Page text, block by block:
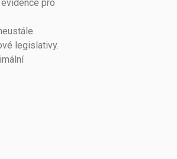
pro
legislativy.